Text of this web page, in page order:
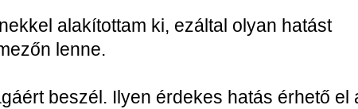
alakítottam ki, ezáltal olyan hatást
lenne.
beszél. Ilyen érdekes hatás érhető el